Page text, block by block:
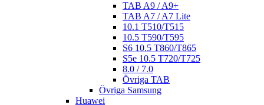
TAB A9 / A9+
TAB A7 / A7 Lite
10.1 T510/T515
10.5 T590/T595
S6 10.5 T860/T865
S5e 10.5 T720/T725
8.0 / 7.0
Övriga TAB
Övriga Samsung
Huawei